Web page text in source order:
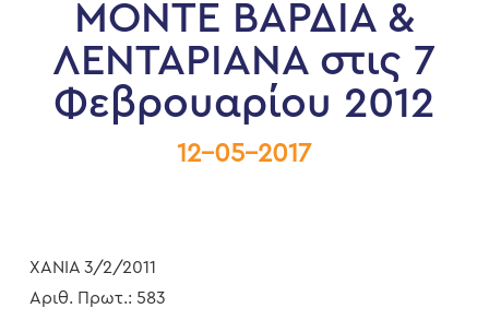
ΜΟΝΤΕ ΒΑΡΔΙΑ &
ΛΕΝΤΑΡΙΑΝΑ στις 7
Φεβρουαρίου 2012
12-05-2017
ΧΑΝΙΑ 3/2/2011
Αριθ. Πρωτ.: 583